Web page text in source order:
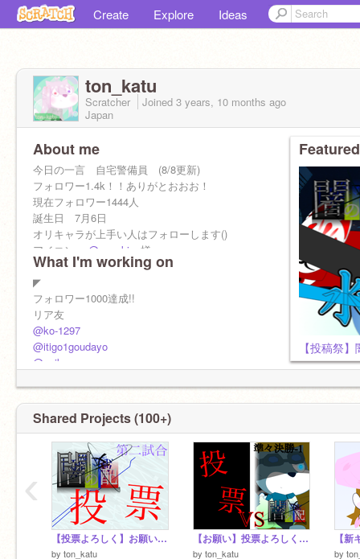
Create Explore Ideas
ton_katu
Scratcher Joined 3 years, 10 months ago
Japan
About me
今日の一言 自宅警備員 (8/8更新)
フォロワー1.4k！！ありがとおおお！
現在フォロワー1444人
誕生日 7月6日
オリキャラが上手い人はフォローします()
アイコン
@suzuki_a 様
What I'm working on
◤
フォロワー1000達成!!
リア友
@ko-1297
@itigo1goudayo
@saikyouuu
@yukiii5
@gya_ro
@Ryuna_Clair
【投稿祭
Shared Projects (100+)
【投票よろしく】お願いします！！
by ton_katu
【お願い】投票よろしく！！
by ton_katu
【新
by
‹